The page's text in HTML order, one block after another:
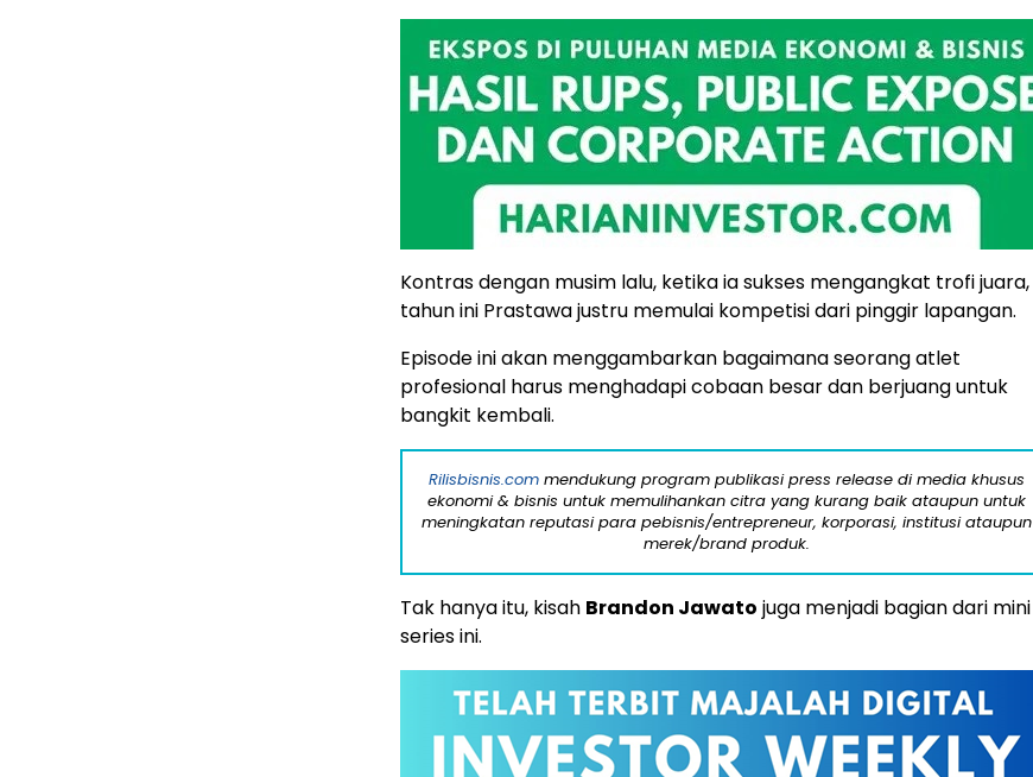
Kontras dengan musim lalu, ketika ia sukses mengangkat trofi juara,
tahun ini Prastawa justru memulai kompetisi dari pinggir lapangan.
Episode ini akan menggambarkan bagaimana seorang atlet
profesional harus menghadapi cobaan besar dan berjuang untuk
bangkit kembali.
Rilisbisnis.com mendukung program publikasi press release di media khusus
ekonomi & bisnis untuk memulihankan citra yang kurang baik ataupun untuk
meningkatan reputasi para pebisnis/entrepreneur, korporasi, institusi ataupun
merek/brand produk.
Tak hanya itu, kisah Brandon Jawato juga menjadi bagian dari mini
series ini.